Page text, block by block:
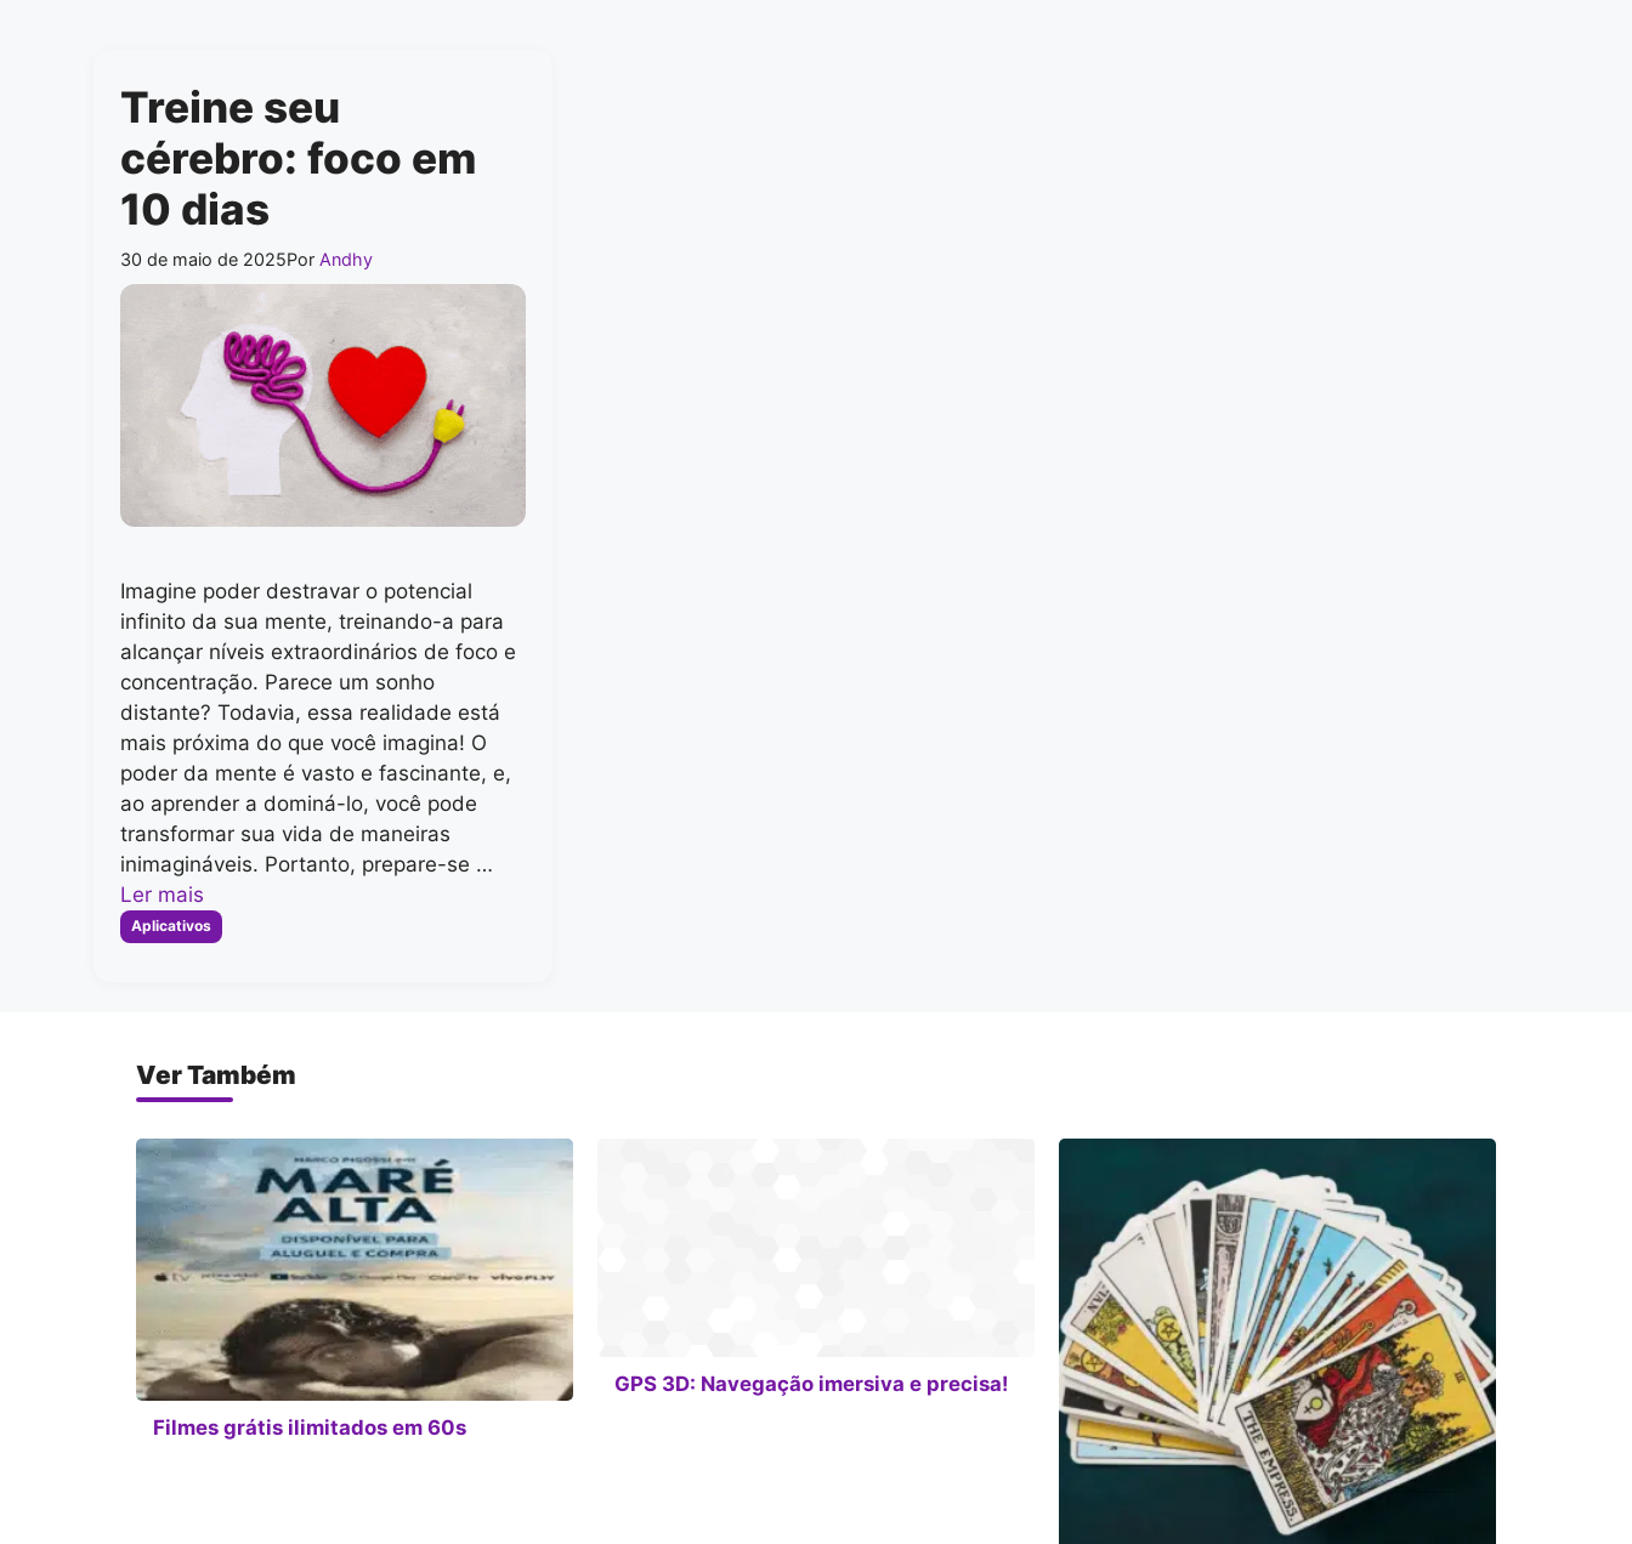
Treine seu
cérebro: foco em
10 dias
30 de maio de 2025Por Andhy
Imagine poder destravar o potencial
infinito da sua mente, treinando-a para
alcançar níveis extraordinários de foco e
concentração. Parece um sonho
distante? Todavia, essa realidade está
mais próxima do que você imagina! O
poder da mente é vasto e fascinante, e,
ao aprender a dominá-lo, você pode
transformar sua vida de maneiras
inimagináveis. Portanto, prepare-se …
Ler mais
Categorias
Aplicativos
Ver Também
Filmes grátis ilimitados em 60s
GPS 3D: Navegação imersiva e precisa!